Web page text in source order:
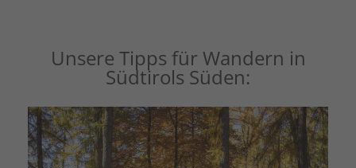
Unsere Tipps für Wandern in
Südtirols Süden: